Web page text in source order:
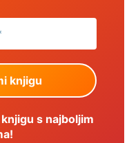
s najboljim